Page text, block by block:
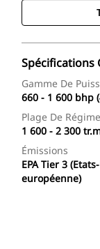
Spécifications
Gamme De
660 - 1 600 bhp
Plage De
1 600 - 2 300
Émissions
EPA Tier 3
européenne)